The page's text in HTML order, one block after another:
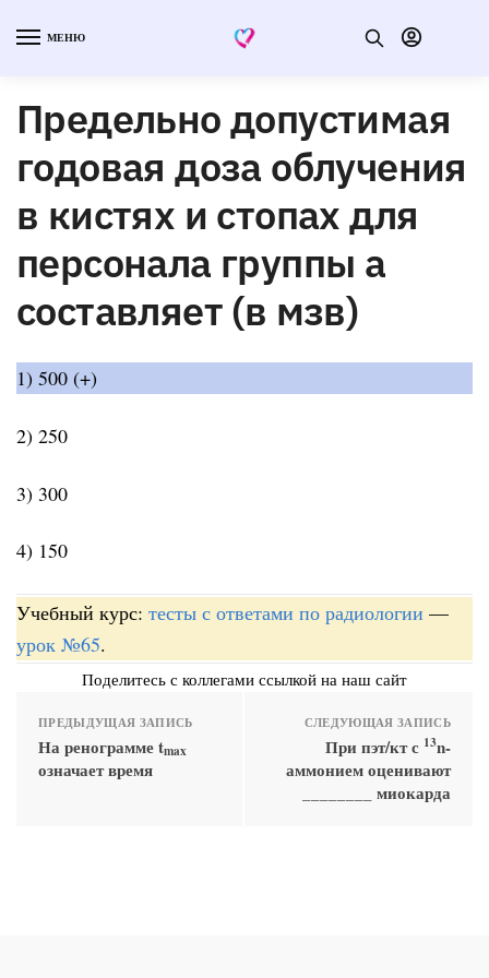
МЕНЮ
Предельно допустимая
годовая доза облучения
в кистях и стопах для
персонала группы а
составляет (в мзв)
1) 500 (+)
2) 250
3) 300
4) 150
Учебный курс: тесты с ответами по радиологии —
урок №65.
Поделитесь с коллегами ссылкой на наш сайт
ПРЕДЫДУЩАЯ ЗАПИСЬ
На ренограмме tmax
означает время
СЛЕДУЮЩАЯ ЗАПИСЬ
При пэт/кт с 13n-
аммонием оценивают
________ миокарда